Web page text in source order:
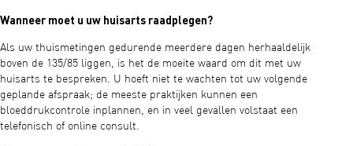
Wanneer moet u uw huisarts raadplegen?
Als uw thuismetingen gedurende meerdere dagen herhaaldelijk
boven de 135/85 liggen, is het de moeite waard om dit met uw
huisarts te bespreken. U hoeft niet te wachten tot uw volgende
geplande afspraak; de meeste praktijken kunnen een
bloeddrukcontrole inplannen, en in veel gevallen volstaat een
telefonisch of online consult.